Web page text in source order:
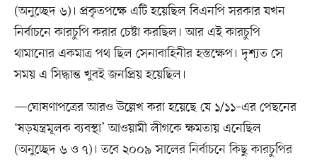
(অনুচ্ছেদ ৬)। প্রকৃতপক্ষে এটি হয়েছিল বিএনপি সরকার যখন
নির্বাচনে কারচুপি করার চেষ্টা করছিল। আর এই কারচুপি
থামানোর একমাত্র পথ ছিল সেনাবাহিনীর হস্তক্ষেপ। দৃশ্যত সে
সময় এ সিদ্ধান্ত খুবই জনপ্রিয় হয়েছিল।
—ঘোষণাপত্রের আরও উল্লেখ করা হয়েছে যে ১/১১–এর পেছনের
‘ষড়যন্ত্রমূলক ব্যবস্থা’ আওয়ামী লীগকে ক্ষমতায় এনেছিল
(অনুচ্ছেদ ৬ ও ৭)। তবে ২০০৯ সালের নির্বাচনে কিছু কারচুপির